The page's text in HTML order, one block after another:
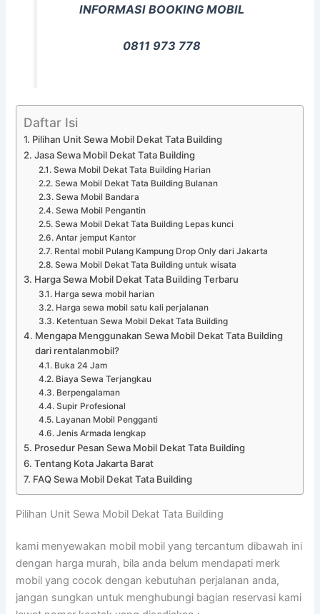
INFORMASI BOOKING MOBIL
0811 973 778
Daftar Isi
Pilihan Unit Sewa Mobil Dekat Tata Building
Jasa Sewa Mobil Dekat Tata Building
Sewa Mobil Dekat Tata Building Harian
Sewa Mobil Dekat Tata Building Bulanan
Sewa Mobil Bandara
Sewa Mobil Pengantin
Sewa Mobil Dekat Tata Building Lepas kunci
Antar jemput Kantor
Rental mobil Pulang Kampung Drop Only dari Jakarta
Sewa Mobil Dekat Tata Building untuk wisata
Harga Sewa Mobil Dekat Tata Building Terbaru
Harga sewa mobil harian
Harga sewa mobil satu kali perjalanan
Ketentuan Sewa Mobil Dekat Tata Building
Mengapa Menggunakan Sewa Mobil Dekat Tata Building
dari rentalanmobil?
Buka 24 Jam
Biaya Sewa Terjangkau
Berpengalaman
Supir Profesional
Layanan Mobil Pengganti
Jenis Armada lengkap
Prosedur Pesan Sewa Mobil Dekat Tata Building
Tentang Kota Jakarta Barat
FAQ Sewa Mobil Dekat Tata Building
Pilihan Unit Sewa Mobil Dekat Tata Building
kami menyewakan mobil mobil yang tercantum dibawah ini
dengan harga murah, bila anda belum mendapati merk
mobil yang cocok dengan kebutuhan perjalanan anda,
jangan sungkan untuk menghubungi bagian reservasi kami